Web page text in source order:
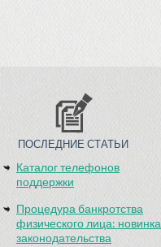
ПОСЛЕДНИЕ СТАТЬИ
Каталог телефонов
поддержки
Процедура банкротства
физического лица: новинка
законодательства